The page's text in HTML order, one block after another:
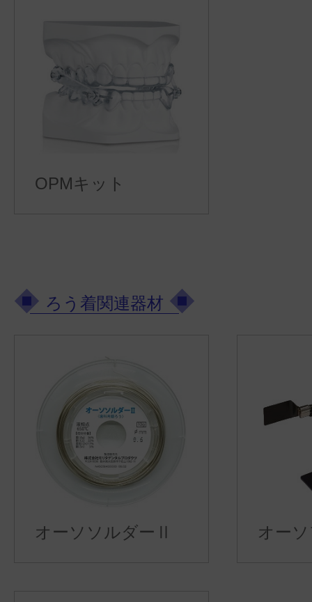
OPMキット
ろう着関連器材
オーソソルダーⅡ オー